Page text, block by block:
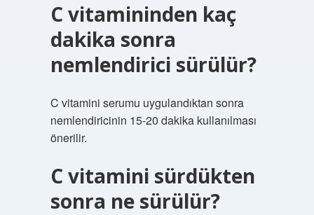
C vitamininden kaç
dakika sonra
nemlendirici sürülür?
C vitamini serumu uygulandıktan sonra
nemlendiricinin 15-20 dakika kullanılması
önerilir.
C vitamini sürdükten
sonra ne sürülür?